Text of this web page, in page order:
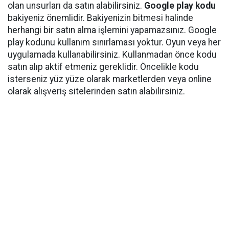
olan unsurları da satın alabilirsiniz. Google play kodu
bakiyeniz önemlidir. Bakiyenizin bitmesi halinde
herhangi bir satın alma işlemini yapamazsınız. Google
play kodunu kullanım sınırlaması yoktur. Oyun veya her
uygulamada kullanabilirsiniz. Kullanmadan önce kodu
satın alıp aktif etmeniz gereklidir. Öncelikle kodu
isterseniz yüz yüze olarak marketlerden veya online
olarak alışveriş sitelerinden satın alabilirsiniz.